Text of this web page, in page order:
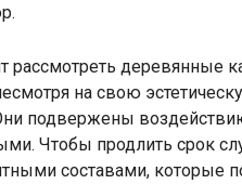
деревянные
на свою
подвержены
Чтобы продлить срок
составами, которые